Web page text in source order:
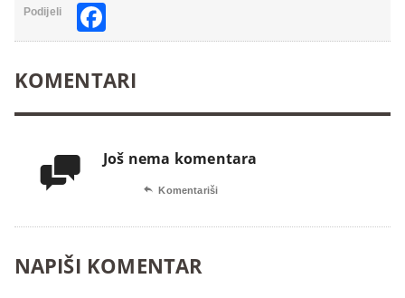
Podijeli
KOMENTARI
 Još nema komentara
 Komentariši
NAPIŠI KOMENTAR